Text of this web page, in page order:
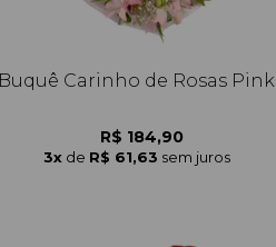
Buquê Carinho de Rosas Pink
R$ 184,90
3x de R$ 61,63 sem juros